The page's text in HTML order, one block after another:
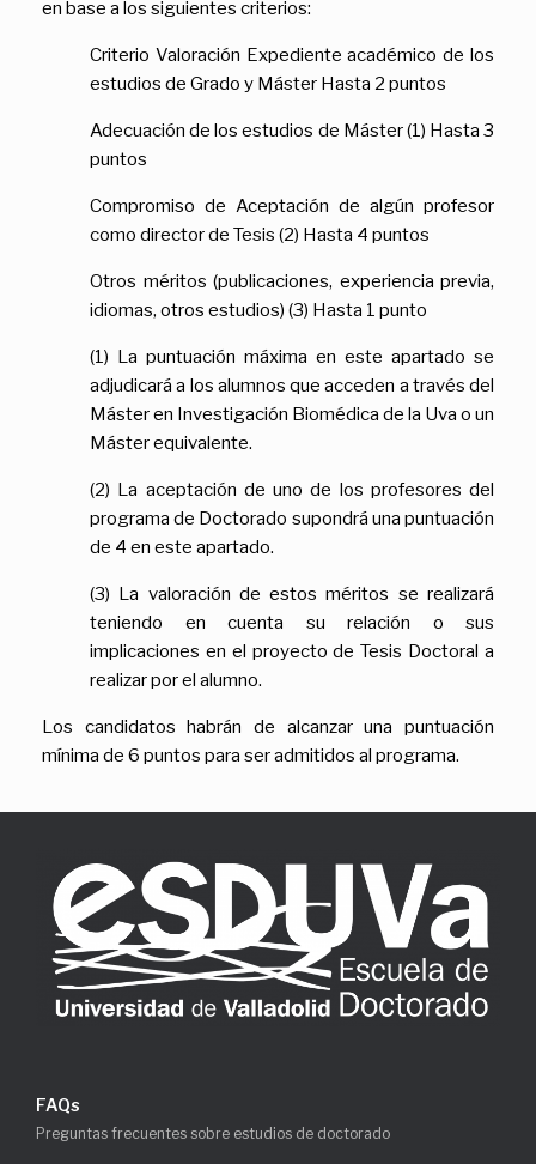
en base a los siguientes criterios:
Criterio Valoración Expediente académico de los
estudios de Grado y Máster Hasta 2 puntos
Adecuación de los estudios de Máster (1) Hasta 3
puntos
Compromiso de Aceptación de algún profesor
como director de Tesis (2) Hasta 4 puntos
Otros méritos (publicaciones, experiencia previa,
idiomas, otros estudios) (3) Hasta 1 punto
(1) La puntuación máxima en este apartado se
adjudicará a los alumnos que acceden a través del
Máster en Investigación Biomédica de la Uva o un
Máster equivalente.
(2) La aceptación de uno de los profesores del
programa de Doctorado supondrá una puntuación
de 4 en este apartado.
(3) La valoración de estos méritos se realizará
teniendo en cuenta su relación o sus
implicaciones en el proyecto de Tesis Doctoral a
realizar por el alumno.
Los candidatos habrán de alcanzar una puntuación
mínima de 6 puntos para ser admitidos al programa.
FAQs
Preguntas frecuentes sobre estudios de doctorado